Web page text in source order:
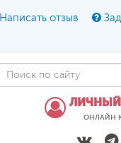
Написать отзыв
ЛИЧНЫЙ
ОНЛАЙН